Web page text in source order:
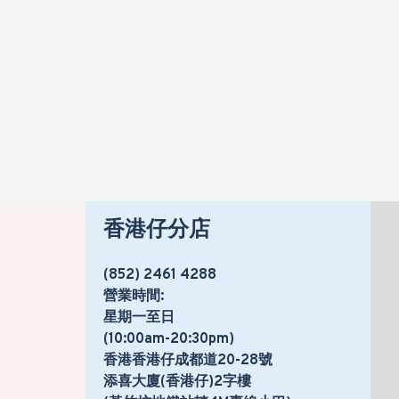
香港仔分店
(852) 2461 4288
營業時間:
星期一至日
(10:00am-20:30pm)
香港香港仔成都道20-28號
添喜大廈(香港仔)2字樓